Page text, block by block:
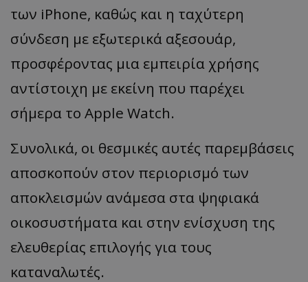
των iPhone, καθώς και η ταχύτερη
σύνδεση με εξωτερικά αξεσουάρ,
προσφέροντας μια εμπειρία χρήσης
αντίστοιχη με εκείνη που παρέχει
σήμερα το Apple Watch.
Συνολικά, οι θεσμικές αυτές παρεμβάσεις
αποσκοπούν στον περιορισμό των
αποκλεισμών ανάμεσα στα ψηφιακά
οικοσυστήματα και στην ενίσχυση της
ελευθερίας επιλογής για τους
καταναλωτές.